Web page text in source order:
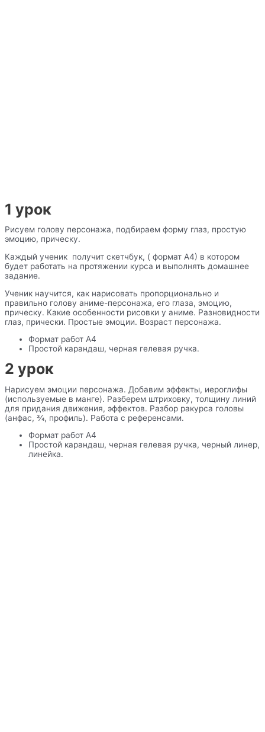
1 урок
Рисуем голову персонажа, подбираем форму глаз, простую
эмоцию, прическу.
Каждый ученик получит скетчбук, ( формат А4) в котором
будет работать на протяжении курса и выполнять домашнее
задание.
Ученик научится, как нарисовать пропорционально и
правильно голову аниме-персонажа, его глаза, эмоцию,
прическу. Какие особенности рисовки у аниме. Разновидности
глаз, прически. Простые эмоции. Возраст персонажа.
Формат работ А4
Простой карандаш, черная гелевая ручка.
2 урок
Нарисуем эмоции персонажа. Добавим эффекты, иероглифы
(используемые в манге). Разберем штриховку, толщину линий
для придания движения, эффектов. Разбор ракурса головы
(анфас, 3⁄4, профиль). Работа с референсами.
Формат работ А4
Простой карандаш, черная гелевая ручка, черный линер,
линейка.